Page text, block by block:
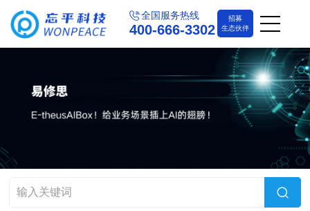
全国服务热线
400-666-3302
招募
生态伙伴